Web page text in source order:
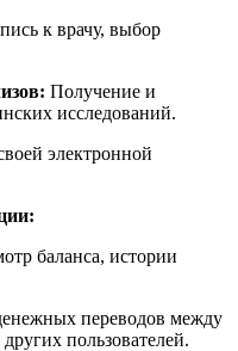
к врачу, выбор
Получение и
исследований.
электронной
баланса, истории
переводов между
пользователей.